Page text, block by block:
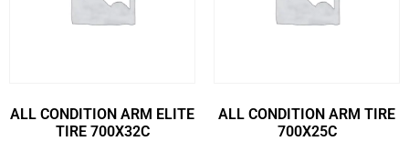
ALL CONDITION ARM ELITE
TIRE 700X32C
ALL CONDITION ARM TIRE
700X25C